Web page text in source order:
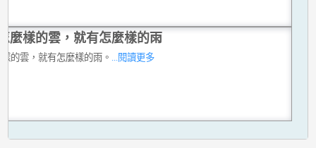
麼樣的雲，就有怎麼樣的雨
的雲，就有怎麼樣的雨。 ...閱讀更多